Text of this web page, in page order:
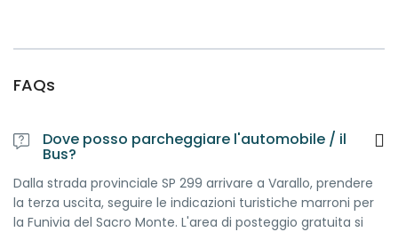
FAQs
Dove posso parcheggiare l'automobile / il
Bus?
Dalla strada provinciale SP 299 arrivare a Varallo, prendere
la terza uscita, seguire le indicazioni turistiche marroni per
la Funivia del Sacro Monte. L'area di posteggio gratuita si